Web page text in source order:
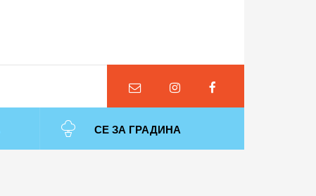
СЕ ЗА ГРАДИНА